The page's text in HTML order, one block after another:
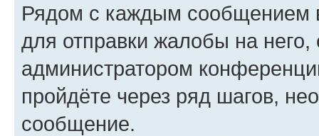
Рядом с каждым сообщением
для отправки жалобы на
администратором
пройдёте через ряд шагов,
сообщение.